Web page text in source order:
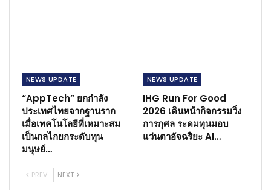
NEWS​ UPDATE
“AppTech” ยกกำลัง
ประเทศไทยจากฐานราก
เมื่อเทคโนโลยีที่เหมาะสม
เป็นกลไกยกระดับทุน
มนุษย์…
NEWS​ UPDATE
IHG Run For Good
2026 เดินหน้ากิจกรรมวิ่ง
การกุศล ระดมทุนมอบ
แว่นตาอัจฉริยะ AI…
PREV NEXT